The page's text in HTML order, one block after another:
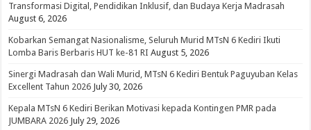
Transformasi Digital, Pendidikan Inklusif, dan Budaya Kerja Madrasah
August 6, 2026
Kobarkan Semangat Nasionalisme, Seluruh Murid MTsN 6 Kediri Ikuti
Lomba Baris Berbaris HUT ke-81 RI August 5, 2026
Sinergi Madrasah dan Wali Murid, MTsN 6 Kediri Bentuk Paguyuban Kelas
Excellent Tahun 2026 July 30, 2026
Kepala MTsN 6 Kediri Berikan Motivasi kepada Kontingen PMR pada
JUMBARA 2026 July 29, 2026